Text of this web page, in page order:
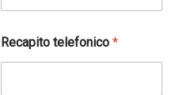
Recapito telefonico*